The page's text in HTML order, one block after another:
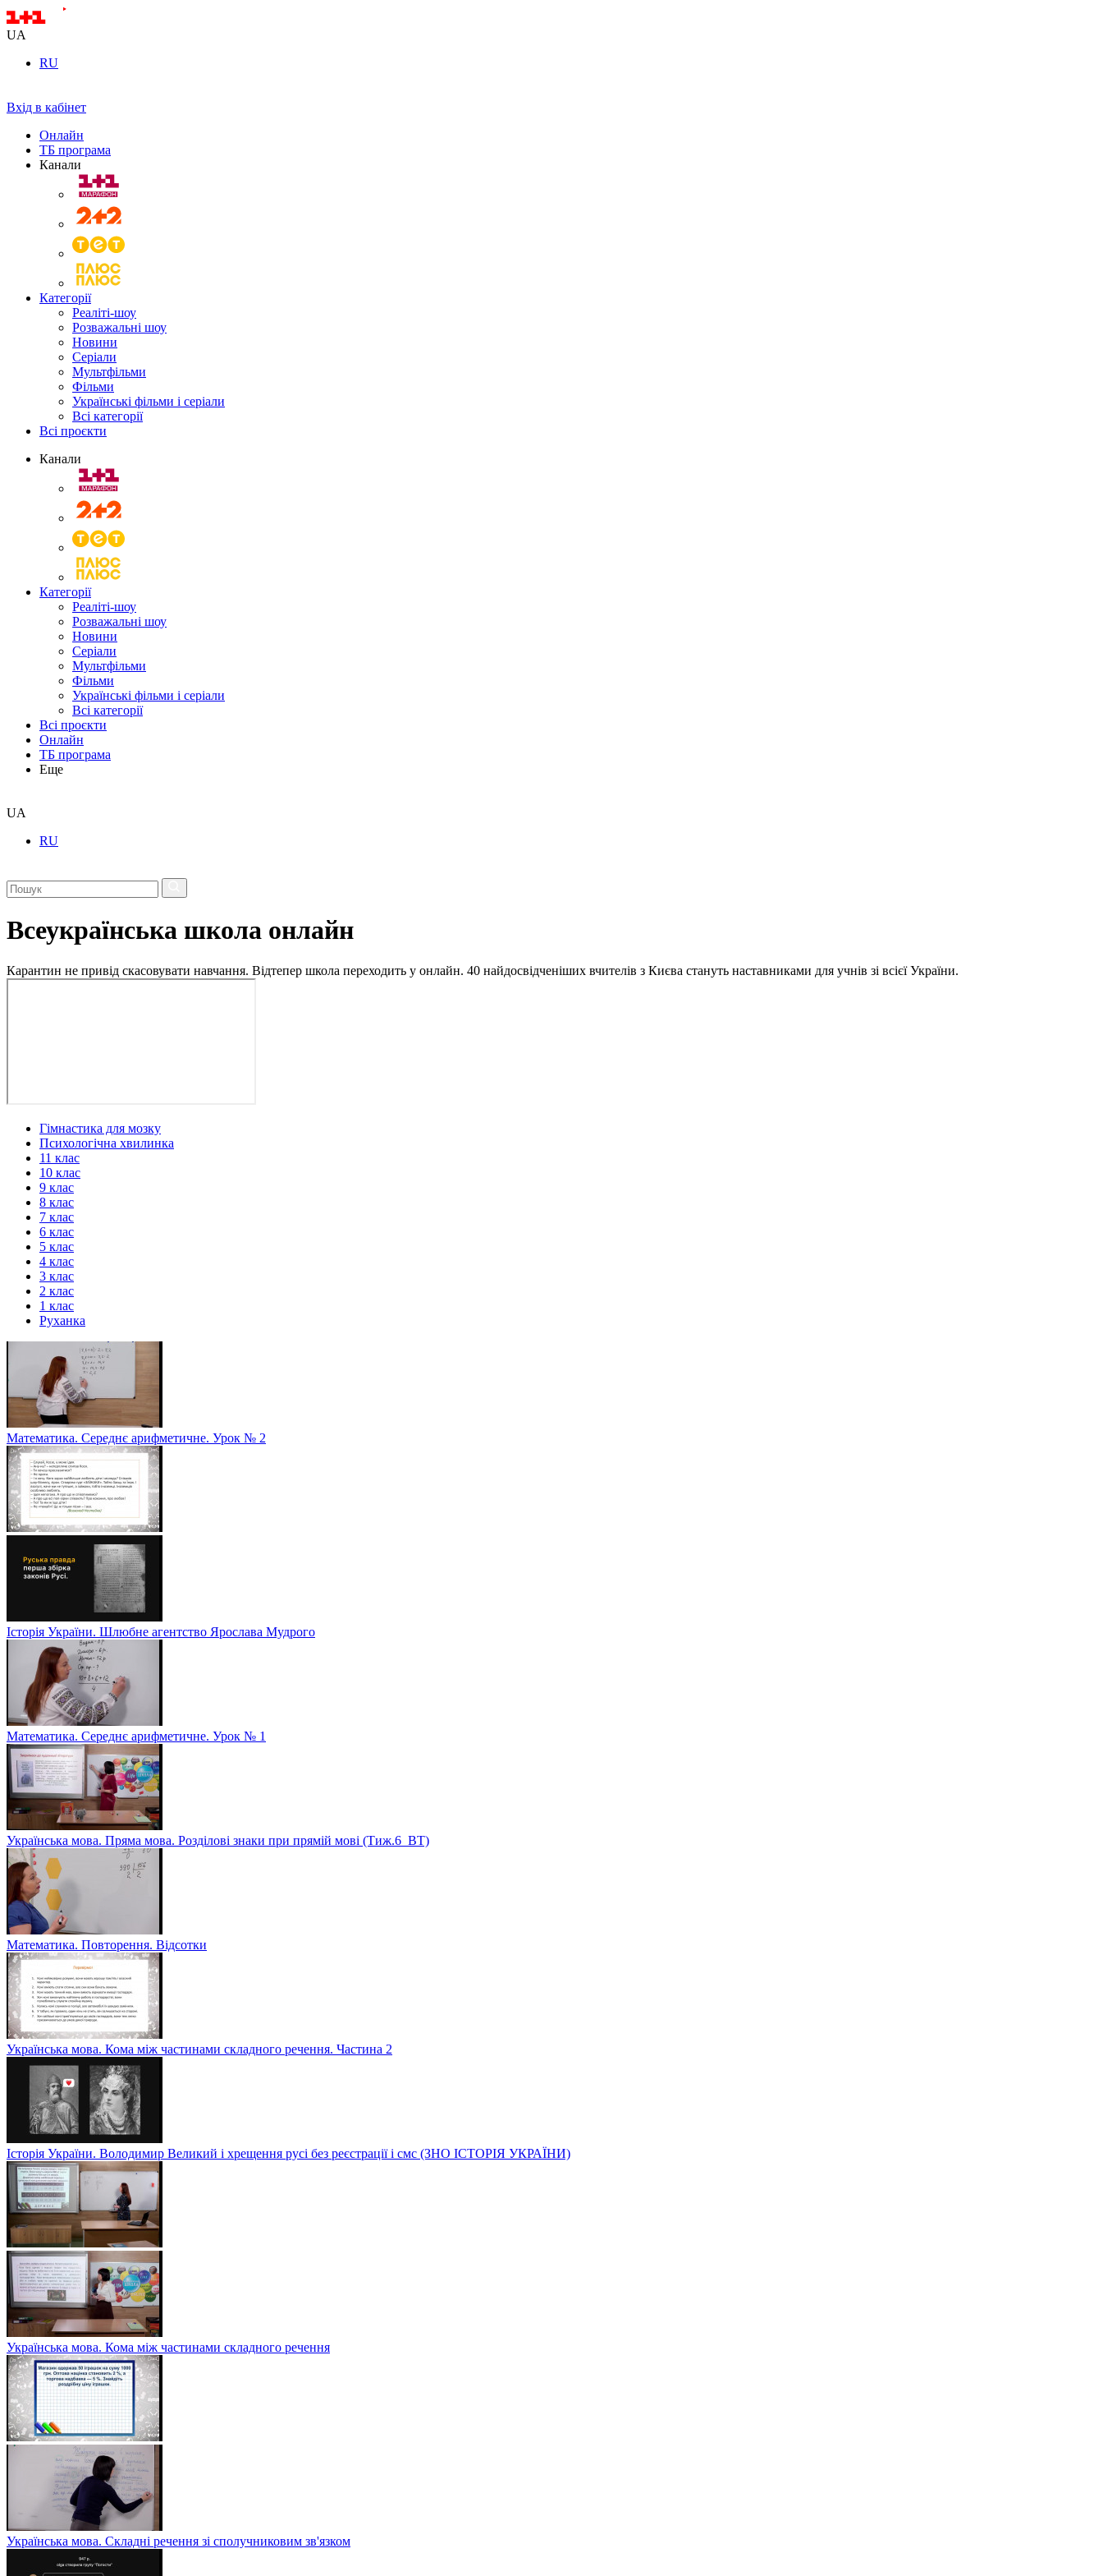
UA
RU
Вхід в кабінет
Онлайн
ТБ програма
Канали
Категорії
Реаліті-шоу
Розважальні шоу
Новини
Серіали
Мультфільми
Фільми
Українські фільми і серіали
Всі категорії
Всі проєкти
Канали
Категорії
Реаліті-шоу
Розважальні шоу
Новини
Серіали
Мультфільми
Фільми
Українські фільми і серіали
Всі категорії
Всі проєкти
Онлайн
ТБ програма
Еще
UA
RU
Всеукраїнська школа онлайн
Карантин не привід скасовувати навчання. Відтепер школа переходить у онлайн. 40 найдосвідченіших вчителів з Києва стануть наставниками для учнів зі всієї України.
Гімнастика для мозку
Психологічна хвилинка
11 клас
10 клас
9 клас
8 клас
7 клас
6 клас
5 клас
4 клас
3 клас
2 клас
1 клас
Руханка
Математика. Середнє арифметичне. Урок № 2
Історія України. Шлюбне агентство Ярослава Мудрого
Математика. Середнє арифметичне. Урок № 1
Українська мова. Пряма мова. Розділові знаки при прямій мові (Тиж.6_ВТ)
Математика. Повторення. Відсотки
Українська мова. Кома між частинами складного речення. Частина 2
Історія України. Володимир Великий і хрещення русі без реєстрації і смс (ЗНО ІСТОРІЯ УКРАЇНИ)
Українська мова. Кома між частинами складного речення
Українська мова. Складні речення зі сполучниковим зв'язком